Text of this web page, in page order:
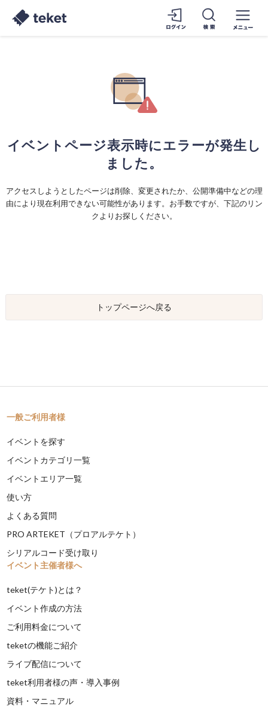
イベントページ表示時にエラーが発生し
ました。
アクセスしようとしたページは削除、変更されたか、公開準備中などの理
由により現在利用できない可能性があります。お手数ですが、下記のリン
クよりお探しください。
トップページへ戻る
一般ご利用者様
イベントを探す
イベントカテゴリ一覧
イベントエリア一覧
使い方
よくある質問
PRO ARTEKET（プロアルテケト）
シリアルコード受け取り
イベント主催者様へ
teket(テケト)とは？
イベント作成の方法
ご利用料金について
teketの機能ご紹介
ライブ配信について
teket利用者様の声・導入事例
資料・マニュアル